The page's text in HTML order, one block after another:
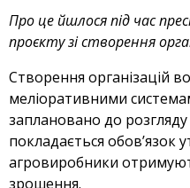
Про це йшлося під час
проєкту зі створення
Створення організацій
меліоративними
заплановано до
покладається обов’язок
агровиробники
зрошення.